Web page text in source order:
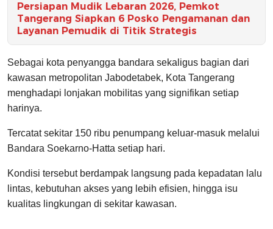
Persiapan Mudik Lebaran 2026, Pemkot
Tangerang Siapkan 6 Posko Pengamanan dan
Layanan Pemudik di Titik Strategis
Sebagai kota penyangga bandara sekaligus bagian dari
kawasan metropolitan Jabodetabek, Kota Tangerang
menghadapi lonjakan mobilitas yang signifikan setiap
harinya.
Tercatat sekitar 150 ribu penumpang keluar-masuk melalui
Bandara Soekarno-Hatta setiap hari.
Kondisi tersebut berdampak langsung pada kepadatan lalu
lintas, kebutuhan akses yang lebih efisien, hingga isu
kualitas lingkungan di sekitar kawasan.